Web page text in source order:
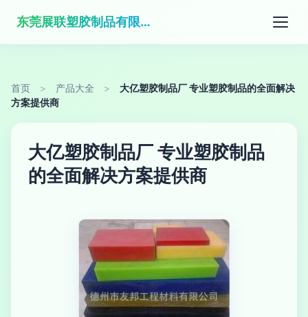
东莞展联塑胶制品有限公司
首页 > 产品大全 >
大亿塑胶制品厂 专业塑胶制品的全面解决
方案提供商
大亿塑胶制品厂 专业塑胶制品
的全面解决方案提供商